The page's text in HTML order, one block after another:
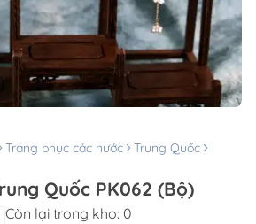
Trang phục các nước
Trung Quốc
Quốc PK062 (Bộ)
Còn lại trong kho: 0